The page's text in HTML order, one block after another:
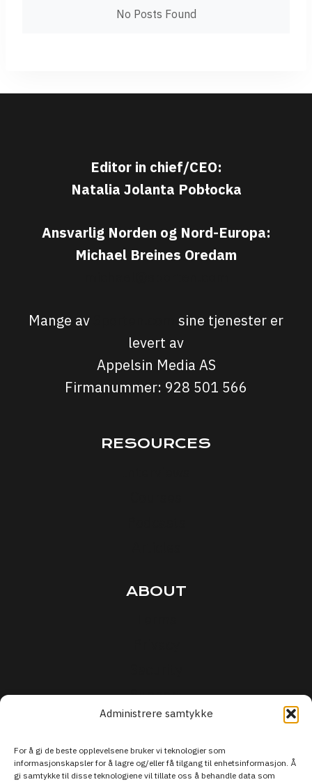
Administrere samtykke
For å gi de beste opplevelsene bruker vi teknologier som
informasjonskapsler for å lagre og/eller få tilgang til enhetsinformasjon. Å
gi samtykke til disse teknologiene vil tillate oss å behandle data som
No Posts Found
Editor in chief/CEO:
Natalia Jolanta Pobłocka
Ansvarlig Norden og Nord-Europa:
Michael Breines Oredam
Mange av
sine tjenester er
levert av
Appelsin Media AS
Firmanummer: 928 501 566
RESOURCES
ABOUT
Support